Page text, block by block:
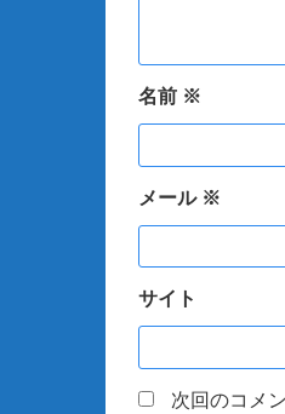
名前 ※
メール ※
サイト
次回のコメ